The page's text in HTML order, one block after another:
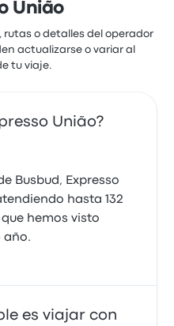
União
rutas o detalles del operador
actualizarse o variar al
tu viaje.
União?
Busbud, Expresso
hasta 132
hemos visto
año.
es viajar con